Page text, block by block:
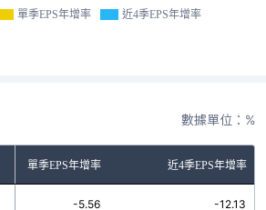
單季EPS年增率 近4季EPS年增率
數據單位：%
單季EPS年增率 近4季EPS年增率
-5.56 -12.13